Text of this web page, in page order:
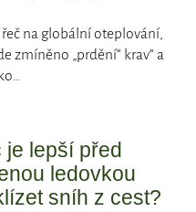
řeč na globální oteplování,
zmíněno „prdění“ krav“ a
je lepší před
ledovkou
sníh z cest?